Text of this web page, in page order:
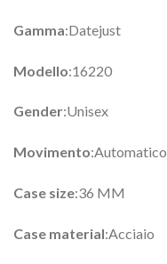
Gamma:Datejust
Modello:16220
Gender:Unisex
Movimento:Automatico
Case size:36 MM
Case material:Acciaio